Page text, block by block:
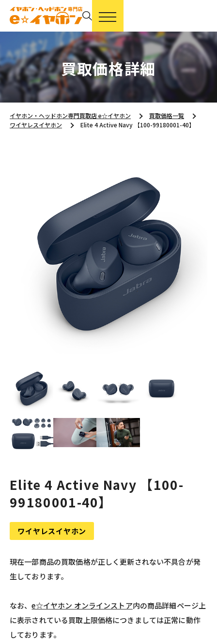
買取価格詳細
イヤホン・ヘッドホン専門買取店 e☆イヤホン
買取価格一覧
ワイヤレスイヤホン
Elite 4 Active Navy 【100-99180001-40】
Elite 4 Active Navy 【100-
99180001-40】
ワイヤレスイヤホン
現在一部商品の買取価格が正しく更新されない不具合が発
生しております。
なお、e☆イヤホン オンラインストア内の商品詳細ページ上
に表示されている買取上限価格につきましては正常に動作
しております。